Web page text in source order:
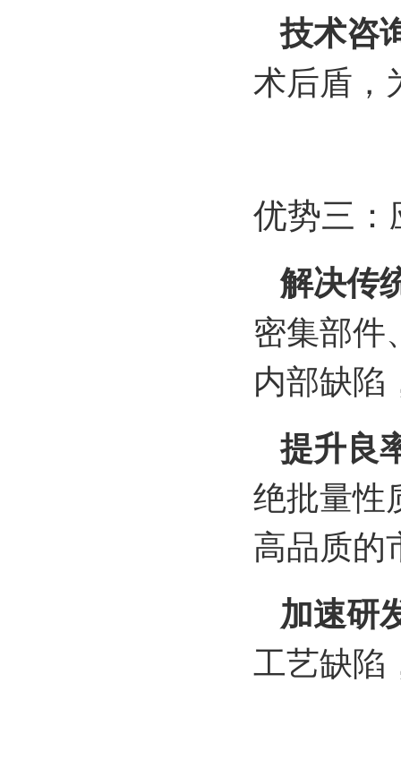
技术咨
术后盾，
优势三
解决传
密集部件
内部缺陷
提升良
绝批量性
高品质的
加速研
工艺缺陷